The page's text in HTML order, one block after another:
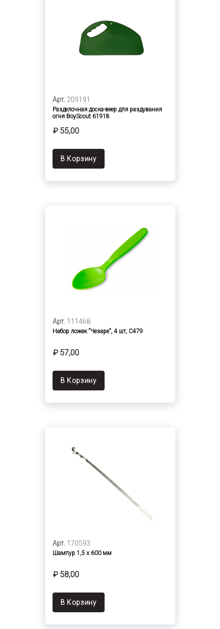
Арт. 209191
Разделочная доска-веер для раздувания
огня BoyScout 61918
₽ 55,00
В Корзину
Арт. 111468
Набор ложек "Чезаре", 4 шт, С479
₽ 57,00
В Корзину
Арт. 170593
Шампур 1,5 х 600 мм
₽ 58,00
В Корзину